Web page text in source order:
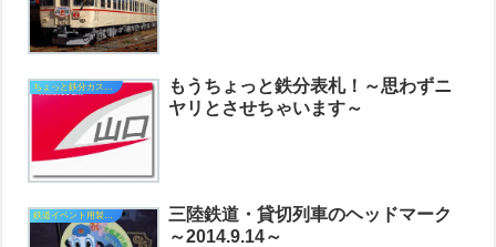
ちょっと鉄分カスタム
もうちょっと鉄分表札！～思わずニ
ヤリとさせちゃいます～
鉄道イベント用製作品
三陸鉄道・貸切列車のヘッドマーク
～2014.9.14～